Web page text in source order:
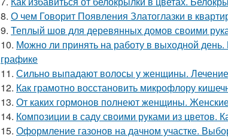
8. О чем Говорит Появления Златоглазки в
9. Теплый шов для деревянных домов своими
10. Можно ли принять на работу в выходной
графике
11. Сильно выпадают волосы у женщины.
12. Как грамотно восстановить микрофлору
13. От каких гормонов полнеют женщины.
14. Композиции в саду своими руками из цветов.
15. Оформление газонов на дачном участке.